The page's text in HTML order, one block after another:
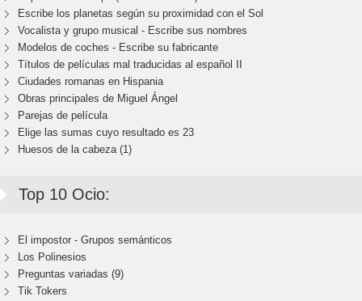
Escribe los planetas según su proximidad con el Sol
Vocalista y grupo musical - Escribe sus nombres
Modelos de coches - Escribe su fabricante
Títulos de películas mal traducidas al español II
Ciudades romanas en Hispania
Obras principales de Miguel Ángel
Parejas de película
Elige las sumas cuyo resultado es 23
Huesos de la cabeza (1)
Top 10 Ocio:
El impostor - Grupos semánticos
Los Polinesios
Preguntas variadas (9)
Tik Tokers